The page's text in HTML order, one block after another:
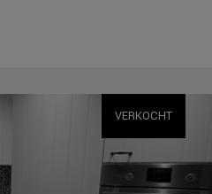
VERKOCHT